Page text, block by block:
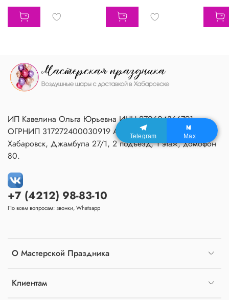
О Мастерской Праздника
Клиентам
+7 (4212) 98-83-10
По всем вопросам: звонки, Whatsapp
ИП Кавелина Ольга Юрьевна ИНН 270604366791
ОГРНИП 317272400030919 Адрес Мастерской:
Хабаровск, Джамбула 27/1, 2 подъезд, 1 этаж, домофон
80.
Telegram Max